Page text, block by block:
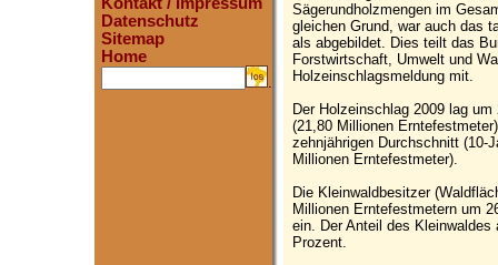
Datenschutz
Sitemap
Home
.
Sägerundholzmengen im
gleichen Grund, war auch das
als abgebildet. Dies teilt das
Forstwirtschaft, Umwelt und
Holzeinschlagsmeldung mit.
Der Holzeinschlag 2009 lag
(21,80 Millionen
zehnjährigen Durchschnitt (10-
Millionen Erntefestmeter).
Die Kleinwaldbesitzer
Millionen Erntefestmetern um
ein. Der Anteil des
Prozent.